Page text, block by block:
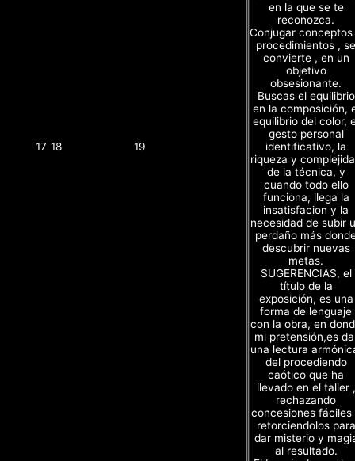
17 18 19
en la que se te
reconozca.
Conjugar
procedimientos , se
convierte , en un
objetivo
obsesionante.
Buscas el equilibrio
en la composición,
equilibrio del color,
gesto personal
identificativo, la
riqueza y
de la técnica, y
cuando todo ello
funciona, llega la
insatisfacion y la
necesidad de subir
perdaño más
descubrir nuevas
metas.
SUGERENCIAS, el
título de la
exposición, es una
forma de lenguaje
con la obra, en
mi pretensión,es
una lectura
del procediendo
caótico que ha
llevado en el taller ,
rechazando
concesiones fáciles
retorciendolos para
dar misterio y
al resultado.